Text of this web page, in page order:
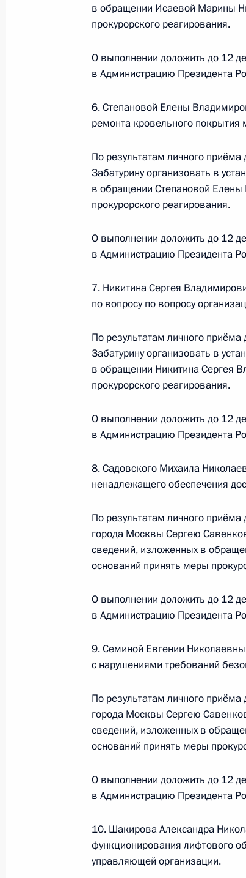
Исполнены поручения,
Федеральной службы
в Приёмной Президента
28 апреля 2023 года, 20:49
30 марта 2023 года, четверг
30 марта 2023 года по
Управления Федеральной
в Москве личный приём
30 марта 2023 года, 19:21
Исполнены поручения,
по поручению Президента
прокурора Российской
Российской Федерации по
15 марта 2022 года, вторник
15 марта 2022 года по
Генерального прокурора
в Приёмной Президента
личный приём граждан
15 марта 2022 года, 19:14
16 декабря 2021 года,
Исполнены поручения,
по поручению Президента
округе Натальей
по приёму граждан в Москве
16 декабря 2021 года, 22:42
21 октября 2021 года,
начальник Управления
в Центральном федеральном
Президента Российской
в обращении Исаевой Марины
прокурорского реагирования.
О выполнении доложить до 12
в Администрацию Президента
6. Степановой Елены
ремонта кровельного покрытия
По результатам личного
Забатурину организовать в
в обращении Степановой
прокурорского реагирования.
О выполнении доложить до 12
в Администрацию Президента
7. Никитина Сергея
по вопросу по вопросу
По результатам личного
Забатурину организовать в
в обращении Никитина Сергея
прокурорского реагирования.
О выполнении доложить до 12
в Администрацию Президента
8. Садовского Михаила
ненадлежащего обеспечения
По результатам личного
города Москвы Сергею
сведений, изложенных в
оснований принять меры
О выполнении доложить до 12
в Администрацию Президента
9. Семиной Евгении Николаевны
с нарушениями требований
По результатам личного
города Москвы Сергею
сведений, изложенных в
оснований принять меры
О выполнении доложить до 12
в Администрацию Президента
10. Шакирова Александра
функционирования лифтового
управляющей организации.